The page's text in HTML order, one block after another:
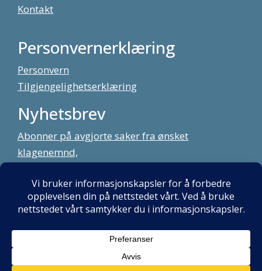
Kontakt
Personvernerklæring
Personvern
Tilgjengelighetserklæring
Nyhetsbrev
Abonner på avgjorte saker fra ønsket
klagenemnd,